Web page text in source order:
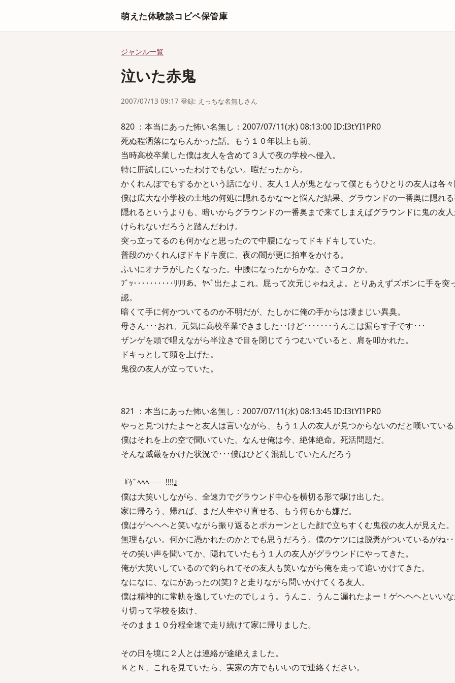
萌えた体験談コピペ保管庫
ジャンル一覧
泣いた赤鬼
2007/07/13 09:17 登録: えっちな名無しさん
820 ：本当にあった怖い名無し：2007/07/11(水) 08:13:00 ID:I3tYI1PR0
死ぬ程洒落にならんかった話。もう１０年以上も前。
当時高校卒業した僕は友人を含めて３人で夜の学校へ侵入。
特に肝試しにいったわけでもない。暇だったから。
かくれんぼでもするかという話になり、友人１人が鬼となって僕ともうひとりの友人は各々
僕は広大な小学校の土地の何処に隠れるかな〜と悩んだ結果、グラウンドの一番奥に隠れる
隠れるというよりも、暗いからグラウンドの一番奥まで来てしまえばグラウンドに鬼の友
けられないだろうと踏んだわけ。
突っ立ってるのも何かなと思ったので中腰になってドキドキしていた。
普段のかくれんぼドキドキ度に、夜の闇が更に拍車をかける。
ふいにオナラがしたくなった。中腰になったからかな。さてコクか。
ﾌﾞｯ･･････････ﾘﾘﾘあ、ﾔﾍﾞ出たよこれ。屁って次元じゃねえよ。とりあえずズボンに手を突
認。
暗くて手に何かついてるのか不明だが、たしかに俺の手からは凄まじい異臭。
母さん･･･おれ、元気に高校卒業できました･･けど･･･････うんこは漏らす子です･･･
ザンゲを頭で唱えながら半泣きで目を閉じてうつむいていると、肩を叩かれた。
ドキっとして頭を上げた。
鬼役の友人が立っていた。
821 ：本当にあった怖い名無し：2007/07/11(水) 08:13:45 ID:I3tYI1PR0
やっと見つけたよ〜と友人は言いながら、もう１人の友人が見つからないのだと嘆いている
僕はそれを上の空で聞いていた。なんせ俺は今、絶体絶命。死活問題だ。
そんな威厳をかけた状況で･･･僕はひどく混乱していたんだろう
『ｹﾞﾍﾍﾍｰｰｰｰ!!!!』
僕は大笑いしながら、全速力でグラウンド中心を横切る形で駆け出した。
家に帰ろう、帰れば、まだ人生やり直せる、もう何もかも嫌だ。
僕はゲヘヘヘと笑いながら振り返るとポカーンとした顔で立ちすくむ鬼役の友人が見えた。
無理もない。何かに憑かれたのかとでも思うだろう。僕のケツには脱糞がついているがね･･
その笑い声を聞いてか、隠れていたもう１人の友人がグラウンドにやってきた。
俺が大笑いしているので釣られてその友人も笑いながら俺を走って追いかけてきた。
なになに、なにがあったの(笑)？と走りながら問いかけてくる友人。
僕は精神的に常軌を逸していたのでしょう。うんこ、うんこ漏れたよー！ゲヘヘヘといい
り切って学校を抜け、
そのまま１０分程全速で走り続けて家に帰りました。
その日を境に２人とは連絡が途絶えました。
ＫとＮ、これを見ていたら、実家の方でもいいので連絡ください。